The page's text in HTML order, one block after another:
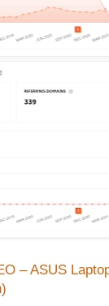
– ASUS